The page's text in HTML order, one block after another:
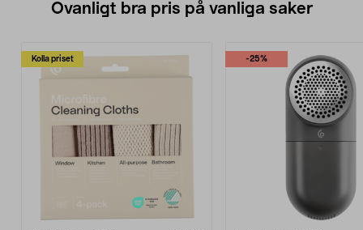
Ovanligt bra pris på vanliga saker
Kolla priset -25%